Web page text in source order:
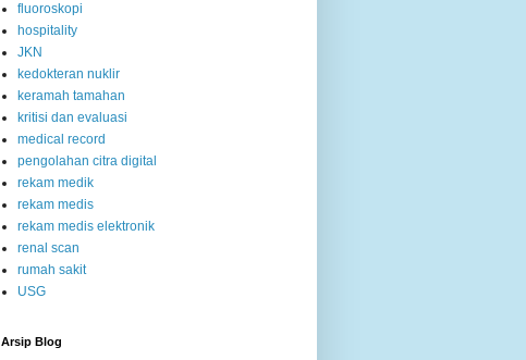
fluoroskopi
hospitality
JKN
kedokteran nuklir
keramah tamahan
kritisi dan evaluasi
medical record
pengolahan citra digital
rekam medik
rekam medis
rekam medis elektronik
renal scan
rumah sakit
USG
Arsip Blog